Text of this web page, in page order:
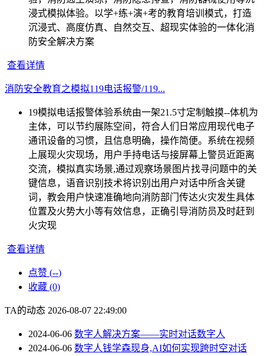
浸式模拟体验。以学+练+演+考的教育培训模式，打造
沉浸式、高度仿真、自然交互、超现实体验的一体化消
防安全解决方案
查看详情
消防安全教育之模拟119电话报警/119...
19模拟电话报警体验系统由一架21.5寸定制触摸--体机为
主体，可以节约展陈空间，符合人们日常应用现代电子
通讯设备的习惯，且信息明确，操作简便。系统在视频
上展现火灾现场，用户手持电话与接屏幕上警员近距离
交流，模拟真实场景,通过观察场景图片找寻问题中的关
键信息，语音识别技术将识别出用户对话中所含关键
词，教会用户快速准确地向消防部门传达火灾发生具体
位置及火势大小等有效信息，正确引导消防员及时赶到
火灾现
查看详情
点赞 (--)
收藏 (0)
TA的动态 2026-08-07 22:49:00
2024-06-06 数字人解决方案——实时对话数字人
2024-06-06 数字人钱学森现身,AI如何实现跨时空对话